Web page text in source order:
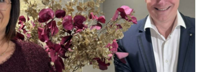
200 M/660 FT
VAN DE KAST WIJZERPLAAT